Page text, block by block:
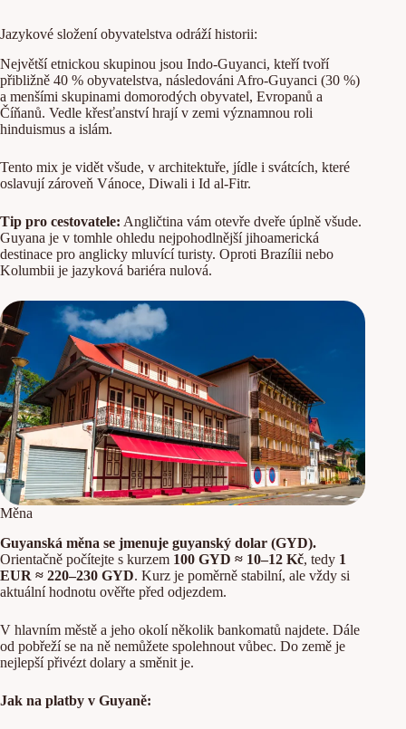
Jazykové složení obyvatelstva odráží historii:
Největší etnickou skupinou jsou Indo-Guyanci, kteří tvoří
přibližně 40 % obyvatelstva, následováni Afro-Guyanci (30 %)
a menšími skupinami domorodých obyvatel, Evropanů a
Číňanů. Vedle křesťanství hrají v zemi významnou roli
hinduismus a islám.
Tento mix je vidět všude, v architektuře, jídle i svátcích, které
oslavují zároveň Vánoce, Diwali i Id al-Fitr.
Tip pro cestovatele: Angličtina vám otevře dveře úplně všude.
Guyana je v tomhle ohledu nejpohodlnější jihoamerická
destinace pro anglicky mluvící turisty. Oproti Brazílii nebo
Kolumbii je jazyková bariéra nulová.
Měna
Guyanská měna se jmenuje guyanský dolar (GYD).
Orientačně počítejte s kurzem 100 GYD ≈ 10–12 Kč, tedy 1
EUR ≈ 220–230 GYD. Kurz je poměrně stabilní, ale vždy si
aktuální hodnotu ověřte před odjezdem.
V hlavním městě a jeho okolí několik bankomatů najdete. Dále
od pobřeží se na ně nemůžete spolehnout vůbec. Do země je
nejlepší přivézt dolary a směnit je.
Jak na platby v Guyaně: